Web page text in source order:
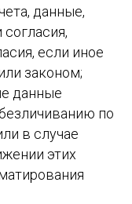
данные,
если иное
законом;
данные
по
в случае
этих